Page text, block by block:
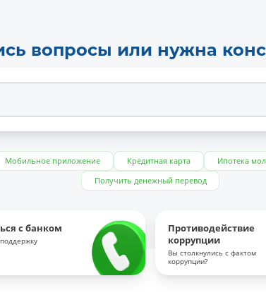
вопросы или нужна
Мобильное приложение Кредитная карта Ипотека
Получить денежный перевод
с банком
Противодействие
коррупции
Вы столкнулись с фактом
коррупции?